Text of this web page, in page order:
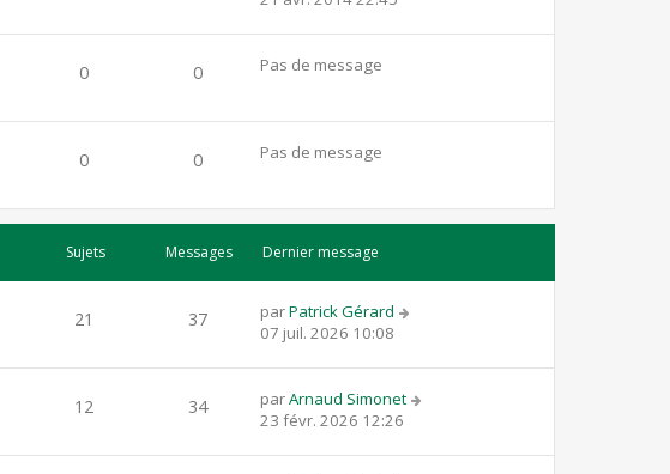
0 0 Pas de message
0 0 Pas de message
Sujets Messages Dernier message
21 37 parPatrick Gérard
07 juil. 2026 10:08
12 34 parArnaud Simonet
23 févr. 2026 12:26